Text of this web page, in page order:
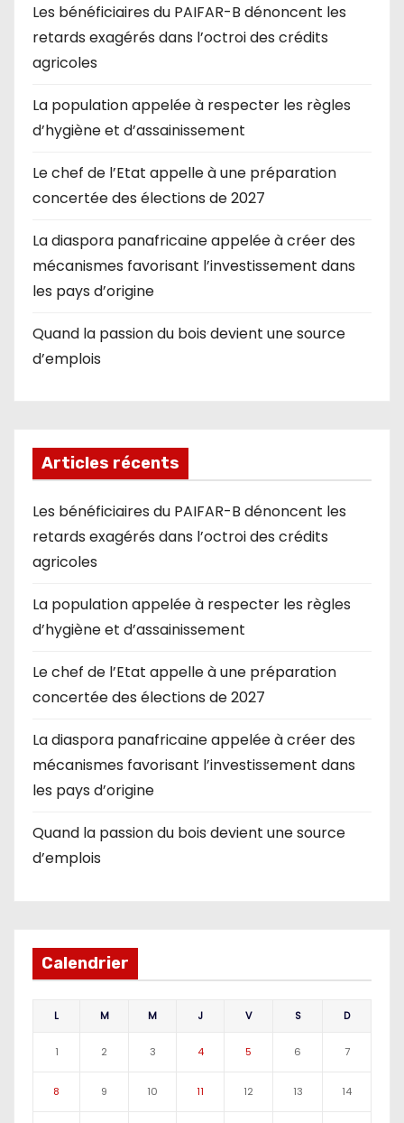
Les bénéficiaires du PAIFAR-B dénoncent les
retards exagérés dans l’octroi des crédits
agricoles
La population appelée à respecter les règles
d’hygiène et d’assainissement
Le chef de l’Etat appelle à une préparation
concertée des élections de 2027
La diaspora panafricaine appelée à créer des
mécanismes favorisant l’investissement dans
les pays d’origine
Quand la passion du bois devient une source
d’emplois
Articles récents
Les bénéficiaires du PAIFAR-B dénoncent les
retards exagérés dans l’octroi des crédits
agricoles
La population appelée à respecter les règles
d’hygiène et d’assainissement
Le chef de l’Etat appelle à une préparation
concertée des élections de 2027
La diaspora panafricaine appelée à créer des
mécanismes favorisant l’investissement dans
les pays d’origine
Quand la passion du bois devient une source
d’emplois
Calendrier
L M M J V S D
1 2 3 4 5 6 7
8 9 10 11 12 13 14